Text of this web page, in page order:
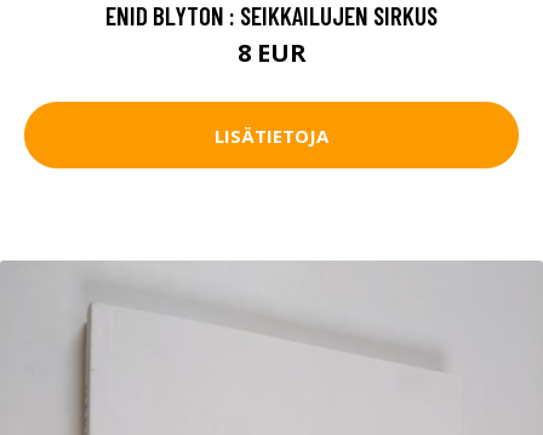
ENID BLYTON : SEIKKAILUJEN SIRKUS
8 EUR
LISÄTIETOJA